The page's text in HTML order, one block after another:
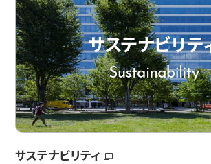
サステナビリティ